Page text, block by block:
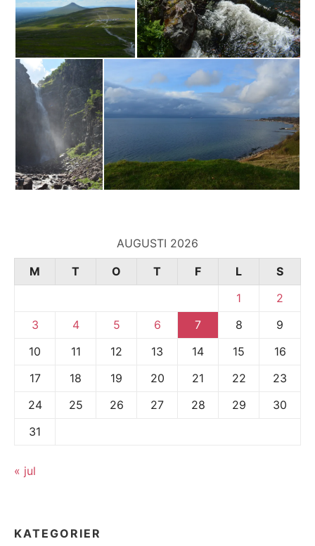
AUGUSTI 2026
M
T O T F L
S
1
2
3
4 5 6 7 8
9
10
11 12 13 14 15
16
17
18 19 20 21 22
23
24
25 26 27 28 29
30
31
« jul
KATEGORIER